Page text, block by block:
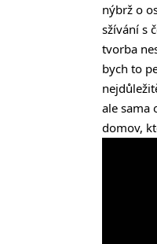
nýbrž o
sžívání s
tvorba
bych to
ale sama
domov,